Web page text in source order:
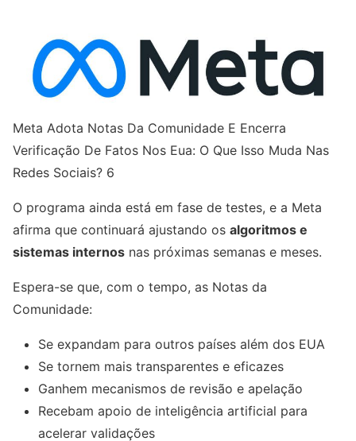
Meta Adota Notas Da Comunidade E Encerra
Verificação De Fatos Nos Eua: O Que Isso Muda Nas
Redes Sociais? 6
O programa ainda está em fase de testes, e a Meta
afirma que continuará ajustando os algoritmos e
sistemas internos nas próximas semanas e meses.
Espera-se que, com o tempo, as Notas da
Comunidade:
Se expandam para outros países além dos EUA
Se tornem mais transparentes e eficazes
Ganhem mecanismos de revisão e apelação
Recebam apoio de inteligência artificial para
acelerar validações